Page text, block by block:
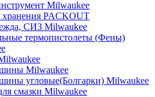
Milwaukee
PACKOUT
СИЗ Milwaukee
термопистолеты (Фены)
Milwaukee
угловые(Болгарки) Milwaukee
смазки Milwaukee